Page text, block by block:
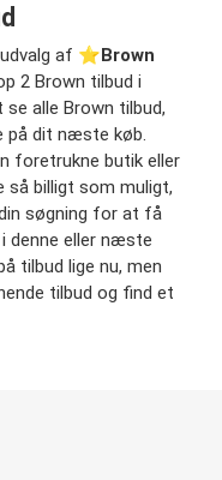
af ⭐️Brown
2 Brown tilbud i
alle Brown tilbud,
på dit næste køb.
foretrukne butik eller
så billigt som muligt,
søgning for at få
denne eller næste
tilbud lige nu, men
tilbud og find et